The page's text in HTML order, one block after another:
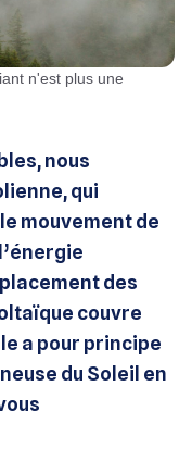
nous
qui
mouvement de
des
couvre
a pour principe
du Soleil en